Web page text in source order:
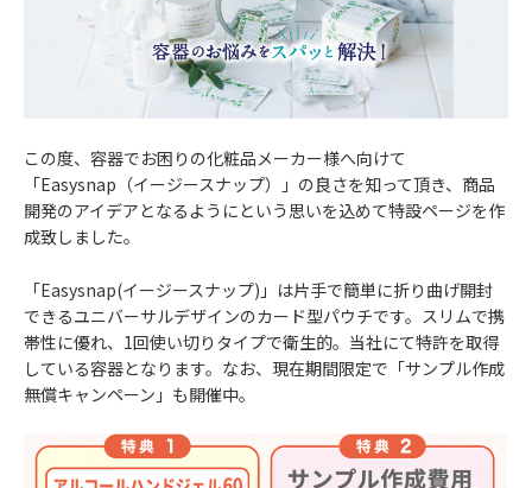
この度、容器でお困りの化粧品メーカー様へ向けて
「Easysnap（イージースナップ）」の良さを知って頂き、商品
開発のアイデアとなるようにという思いを込めて特設ページを作
成致しました。
「Easysnap(イージースナップ)」は片手で簡単に折り曲げ開封
できるユニバーサルデザインのカード型パウチです。スリムで携
帯性に優れ、1回使い切りタイプで衛生的。当社にて特許を取得
している容器となります。なお、現在期間限定で「サンプル作成
無償キャンペーン」も開催中。